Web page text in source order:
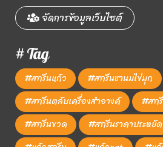
จัดการข้อมูลเว็บไซต์
# Tag
#สกรีนแก้ว #สกรีนชานมไข่มุก
#สกรีนตลับเครื่องสำอางค์
#สก
#สกรีนขวด
#สกรีนราคาประหยัด